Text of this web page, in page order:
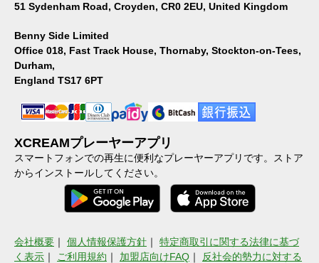
51 Sydenham Road, Croyden, CR0 2EU, United Kingdom
Benny Side Limited
Office 018, Fast Track House, Thornaby, Stockton-on-Tees,
Durham,
England TS17 6PT
XCREAMプレーヤーアプリ
スマートフォンでの再生に便利なプレーヤーアプリです。ストア
からインストールしてください。
会社概要 ｜ 個人情報保護方針 ｜ 特定商取引に関する法律に基づ
く表示 ｜ ご利用規約 ｜ 加盟店向けFAQ ｜ 反社会的勢力に対する